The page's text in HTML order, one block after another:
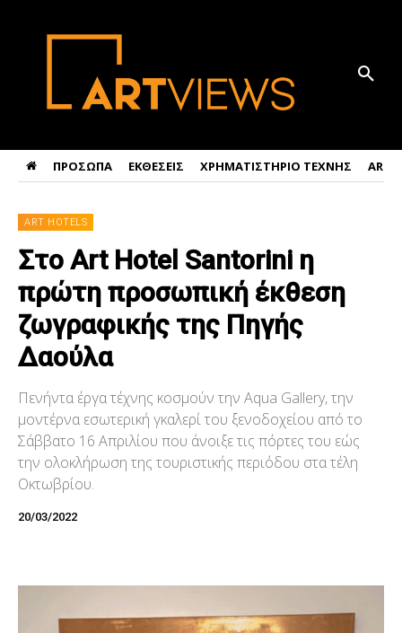
ΠΡΟΣΩΠΑ ΕΚΘΕΣΕΙΣ ΧΡΗΜΑΤΙΣΤΗΡΙΟ ΤΕΧΝΗΣ ART
ART HOTELS
Στο Art Hotel Santorini η
πρώτη προσωπική έκθεση
ζωγραφικής της Πηγής
Δαούλα
Πενήντα έργα τέχνης κοσμούν την Aqua Gallery, την
μοντέρνα εσωτερική γκαλερί του ξενοδοχείου από το
Σάββατο 16 Απριλίου που άνοιξε τις πόρτες του εώς
την ολοκλήρωση της τουριστικής περιόδου στα τέλη
Οκτωβρίου.
20/03/2022